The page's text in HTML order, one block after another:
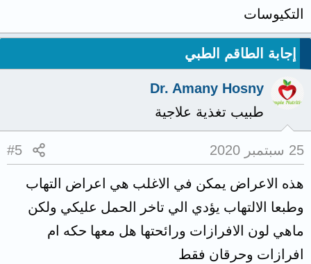
التكيوسات
إجابة الطاقم الطبي
Dr. Amany Hosny
طبيب تغذية علاجية
25 سبتمبر 2020 #5
هذه الاعراض يمكن في الاغلب هي اعراض التهاب
وطبعا الالتهاب يؤدي الي تاخر الحمل عليكي ولكن
ماهي لون الافرازات ورائحتها هل معها حكه ام
افرازات وحرقان فقط